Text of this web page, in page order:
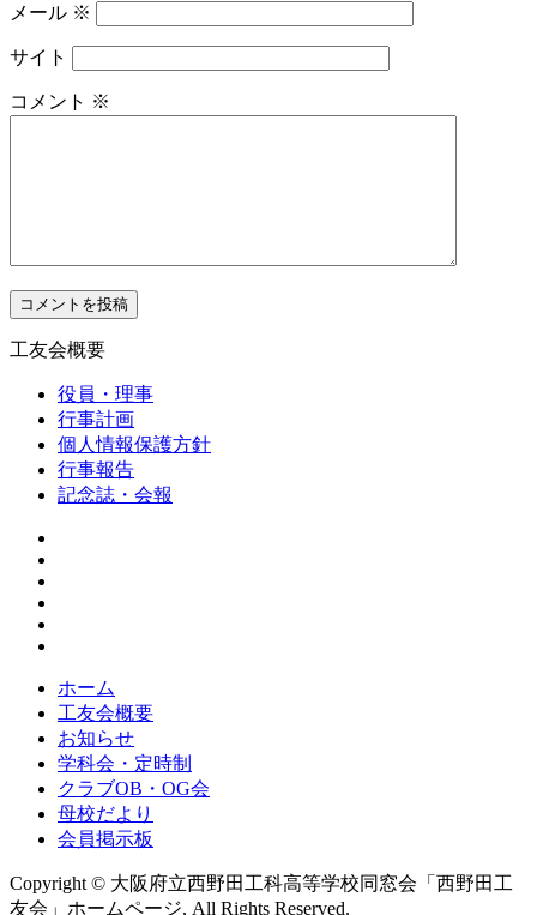
メール ※
サイト
コメント ※
工友会概要
役員・理事
行事計画
個人情報保護方針
行事報告
記念誌・会報
ホーム
工友会概要
お知らせ
学科会・定時制
クラブOB・OG会
母校だより
会員掲示板
Copyright © 大阪府立西野田工科高等学校同窓会「西野田工
友会」ホームページ, All Rights Reserved.